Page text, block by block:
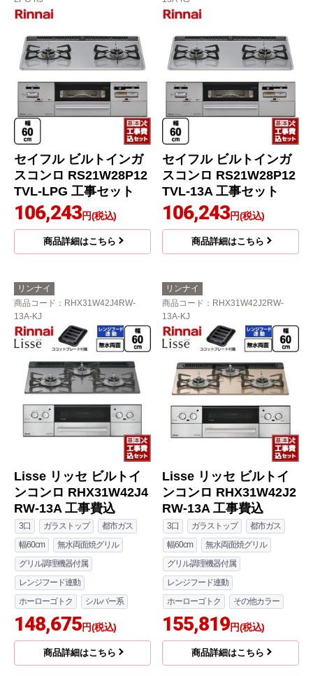
セイフル ビルトインガ
スコンロ RS21W28P12
TVL-LPG 工事セット
106,243円(税込)
商品詳細はこちら
セイフル ビルトインガ
スコンロ RS21W28P12
TVL-13A 工事セット
106,243円(税込)
商品詳細はこちら
リンナイ
商品コード ：RHX31W42J4RW-
13A-KJ
Lisse リッセ ビルトイ
ンコンロ RHX31W42J4
RW-13A 工事費込
3口 ガラストップ
都市ガス
幅60cm
無水両面焼グリル
グリル調理機器付属
レンジフード連動
ホーローゴトク
シルバー系
148,675円(税込)
商品詳細はこちら
リンナイ
商品コード ：RHX31W42J2RW-
13A-KJ
Lisse リッセ ビルトイ
ンコンロ RHX31W42J2
RW-13A 工事費込
3口 ガラストップ
都市ガス
幅60cm
無水両面焼グリル
グリル調理機器付属
レンジフード連動
ホーローゴトク
その他カラー
155,819円(税込)
商品詳細はこちら